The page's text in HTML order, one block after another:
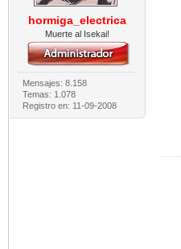
hormiga_electrica
Muerte al Isekai!
Mensajes: 8.158
Temas: 1.078
Registro en: 11-09-2008